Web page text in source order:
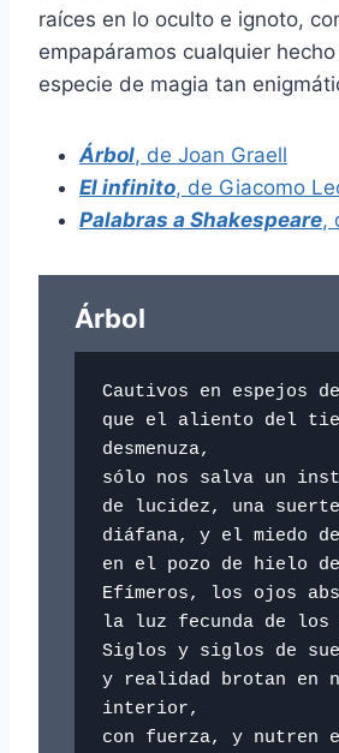
raíces en lo oculto e ignoto,
empapáramos cualquier
especie de magia tan
Árbol, de Joan Graell
El infinito, de Giacomo
Palabras a Shakespeare,
Árbol
Cautivos en espejos
que el aliento del
desmenuza,
sólo nos salva un
de lucidez, una suerte
diáfana, y el miedo
en el pozo de hielo
Efímeros, los ojos
la luz fecunda de los
Siglos y siglos de
y realidad brotan en
interior,
con fuerza, y nutren